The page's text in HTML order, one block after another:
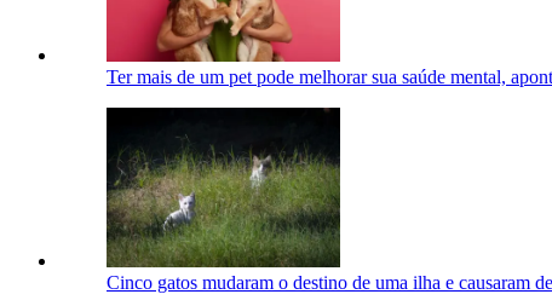
Ter mais de um pet pode melhorar sua saúde mental,
Cinco gatos mudaram o destino de uma ilha e causaram